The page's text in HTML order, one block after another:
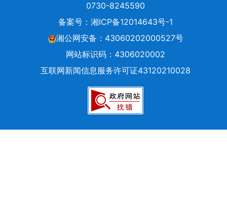
0730-8245590
备案号： 湘ICP备12014643号-1
湘公网安备：43060202000527号
网站标识码：4306020002
互联网新闻信息服务许可证43120210028